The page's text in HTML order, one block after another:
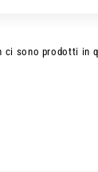
ci sono prodotti in